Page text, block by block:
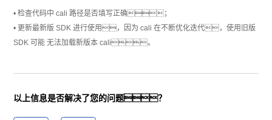
• 检查代码中 cali 路径是否填写正确；
• 更新最新版 SDK 进行使用，因为 cali 在不断优化迭代，使用旧版
SDK 可能 无法加载新版本 cali。
以上信息是否解决了您的问题？